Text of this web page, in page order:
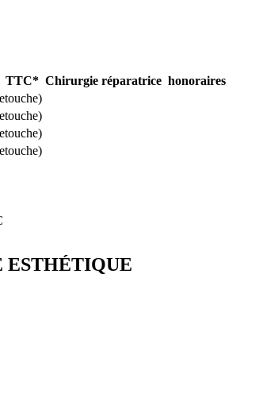
TTC* Chirurgie réparatrice honoraires
ESTHÉTIQUE